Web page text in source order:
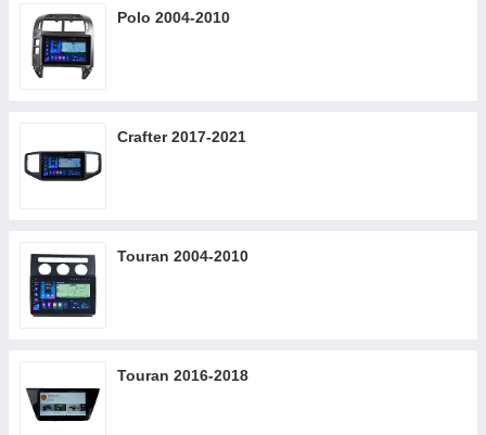
Polo 2004-2010
Crafter 2017-2021
Touran 2004-2010
Touran 2016-2018